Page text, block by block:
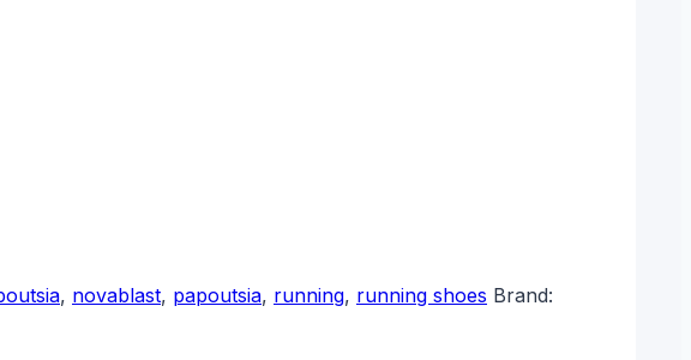
, novablast, papoutsia, running, running shoes Brand: